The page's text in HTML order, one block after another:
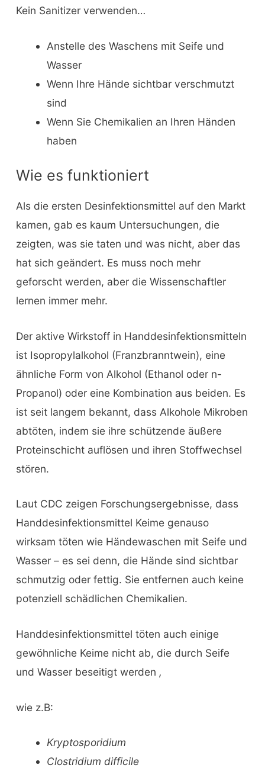
Kein Sanitizer verwenden…
Anstelle des Waschens mit Seife und
Wasser
Wenn Ihre Hände sichtbar verschmutzt
sind
Wenn Sie Chemikalien an Ihren Händen
haben
Wie es funktioniert
Als die ersten Desinfektionsmittel auf den Markt
kamen, gab es kaum Untersuchungen, die
zeigten, was sie taten und was nicht, aber das
hat sich geändert. Es muss noch mehr
geforscht werden, aber die Wissenschaftler
lernen immer mehr.
Der aktive Wirkstoff in Handdesinfektionsmitteln
ist Isopropylalkohol (Franzbranntwein), eine
ähnliche Form von Alkohol (Ethanol oder n-
Propanol) oder eine Kombination aus beiden. Es
ist seit langem bekannt, dass Alkohole Mikroben
abtöten, indem sie ihre schützende äußere
Proteinschicht auflösen und ihren Stoffwechsel
stören.
Laut CDC zeigen Forschungsergebnisse, dass
Handdesinfektionsmittel Keime genauso
wirksam töten wie Händewaschen mit Seife und
Wasser – es sei denn, die Hände sind sichtbar
schmutzig oder fettig. Sie entfernen auch keine
potenziell schädlichen Chemikalien.
Handdesinfektionsmittel töten auch einige
gewöhnliche Keime nicht ab, die durch Seife
und Wasser beseitigt werden ,
wie z.B:
Kryptosporidium
Clostridium difficile